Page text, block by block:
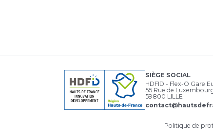
SIÈGE SOCIAL
HDFID - Flex-O Gare
55 Rue de
59800 LILLE
Politique de